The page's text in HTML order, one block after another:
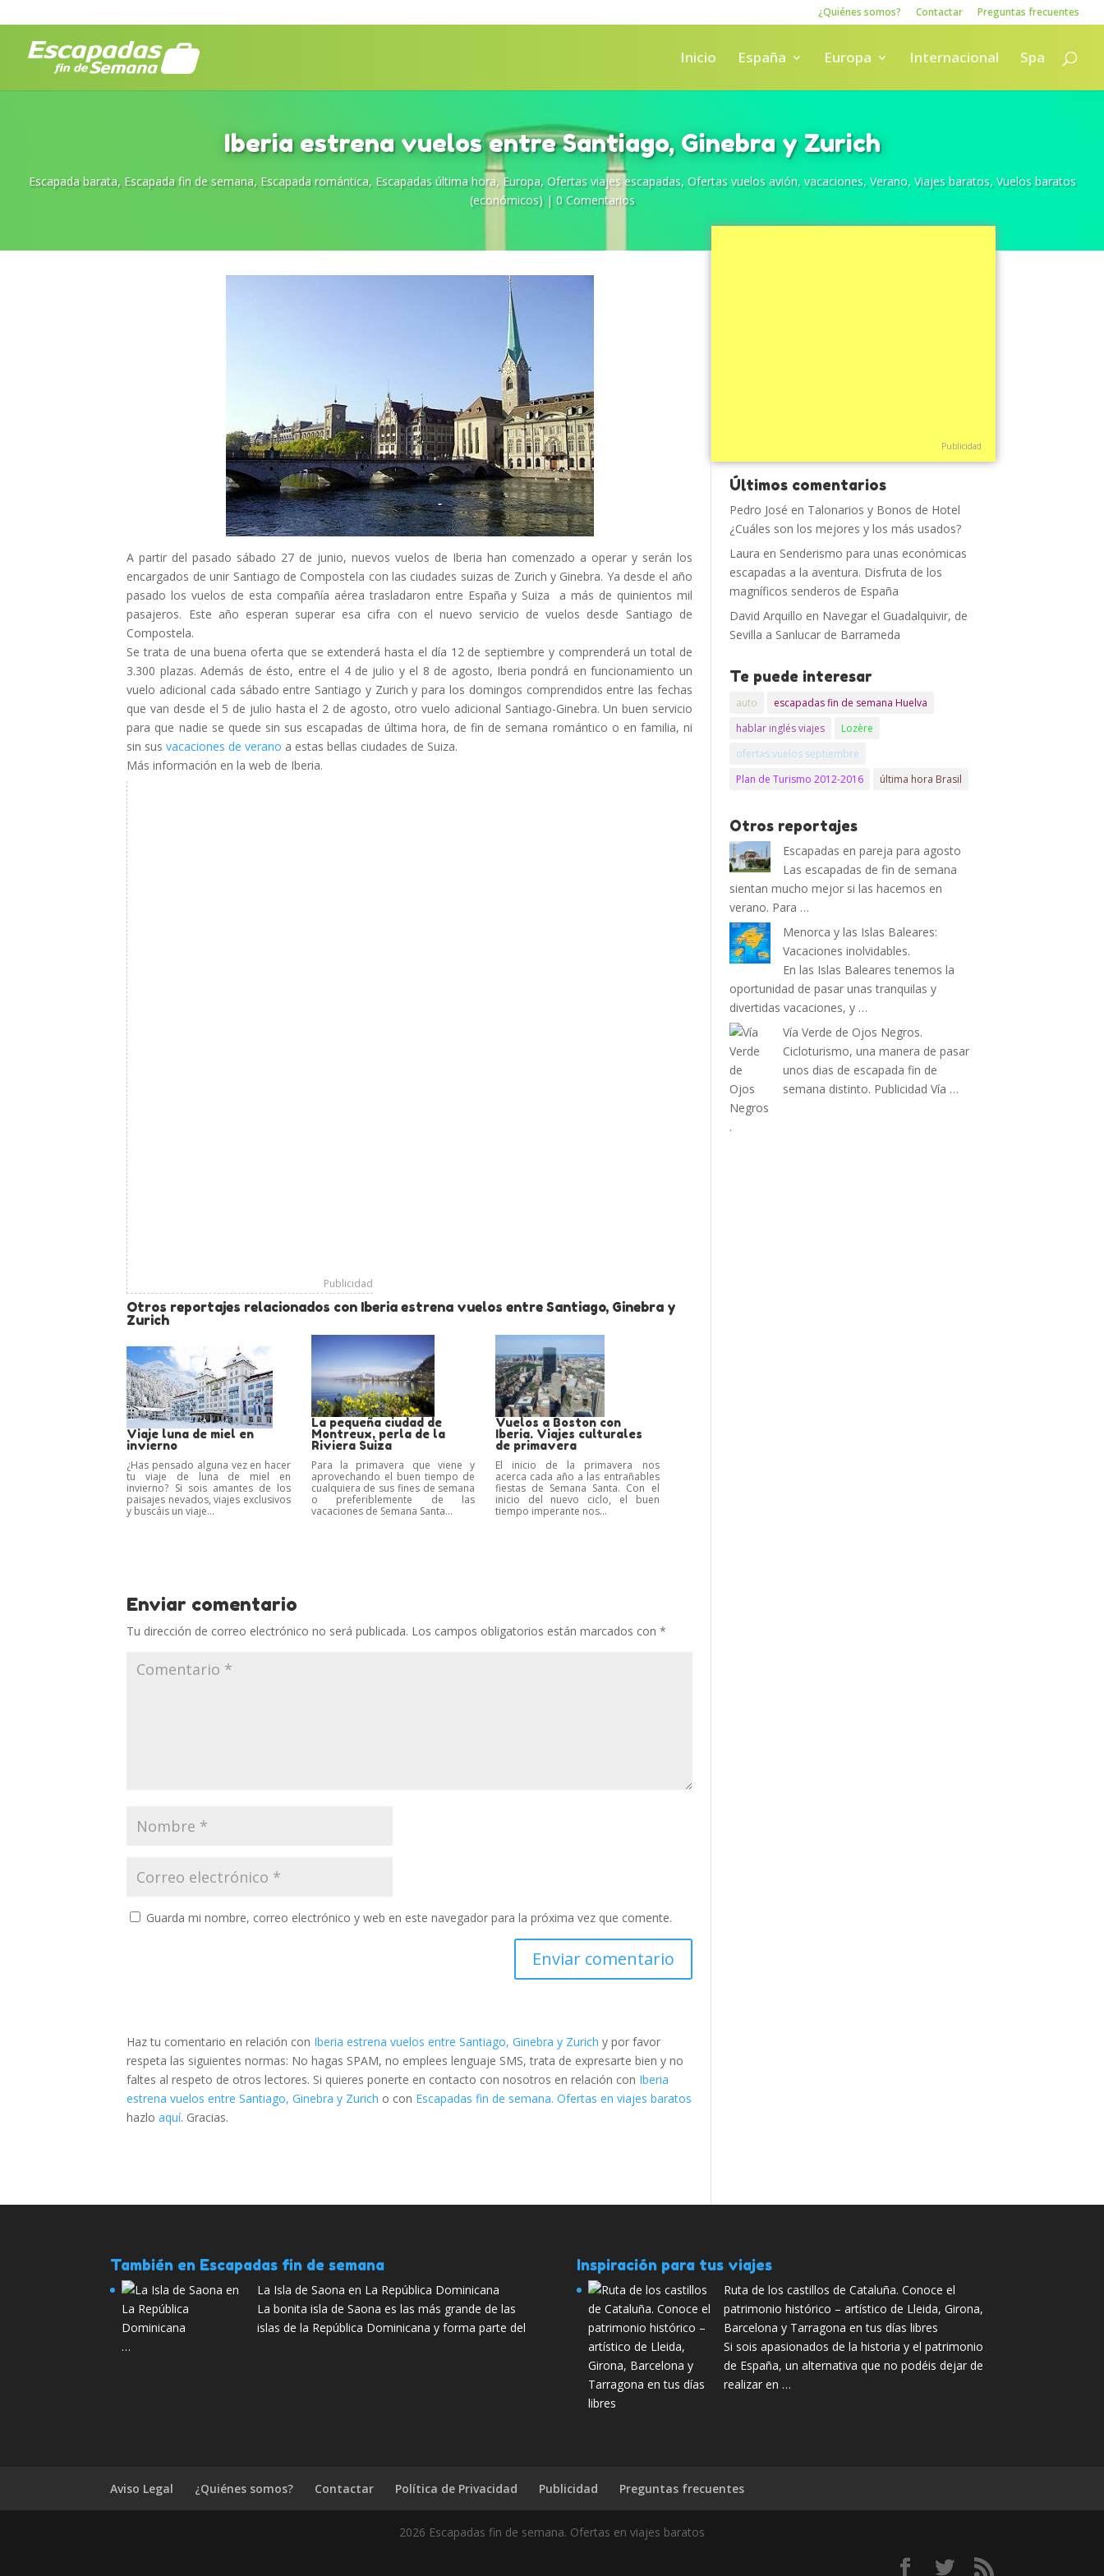
¿Quiénes somos? Contactar Preguntas frecuentes
Inicio España Europa Internacional Spa
Iberia estrena vuelos entre Santiago, Ginebra y Zurich
Escapada barata, Escapada fin de semana, Escapada romántica, Escapadas última hora, Europa, Ofertas viajes escapadas, Ofertas vuelos avión, vacaciones, Verano, Viajes baratos, Vuelos baratos
(económicos)| 0 Comentarios
A partir del pasado sábado 27 de junio, nuevos vuelos de Iberia han comenzado a operar y serán los
encargados de unir Santiago de Compostela con las ciudades suizas de Zurich y Ginebra. Ya desde el año
pasado los vuelos de esta compañía aérea trasladaron entre España y Suiza a más de quinientos mil
pasajeros. Este año esperan superar esa cifra con el nuevo servicio de vuelos desde Santiago de
Compostela.
Se trata de una buena oferta que se extenderá hasta el día 12 de septiembre y comprenderá un total de
3.300 plazas. Además de ésto, entre el 4 de julio y el 8 de agosto, Iberia pondrá en funcionamiento un
vuelo adicional cada sábado entre Santiago y Zurich y para los domingos comprendidos entre las fechas
que van desde el 5 de julio hasta el 2 de agosto, otro vuelo adicional Santiago-Ginebra. Un buen servicio
para que nadie se quede sin sus escapadas de última hora, de fin de semana romántico o en familia, ni
sin susvacaciones de verano a estas bellas ciudades de Suiza.
Más información en la web de Iberia.
Publicidad
Otros reportajes relacionados con Iberia estrena vuelos entre Santiago, Ginebra y
Zurich
Viaje luna de miel en
invierno
¿Has pensado alguna vez en hacer
tu viaje de luna de miel en
invierno? Si sois amantes de los
paisajes nevados, viajes exclusivos
y buscáis un viaje...
La pequeña ciudad de
Montreux, perla de la
Riviera Suiza
Para la primavera que viene y
aprovechando el buen tiempo de
cualquiera de sus fines de semana
o preferiblemente de las
vacaciones de Semana Santa...
Vuelos a Boston con
Iberia. Viajes culturales
de primavera
El inicio de la primavera nos
acerca cada año a las entrañables
fiestas de Semana Santa. Con el
inicio del nuevo ciclo, el buen
tiempo imperante nos...
Enviar comentario
Tu dirección de correo electrónico no será publicada. Los campos obligatorios están marcados con*
Guarda mi nombre, correo electrónico y web en este navegador para la próxima vez que comente.
Haz tu comentario en relación con Iberia estrena vuelos entre Santiago, Ginebra y Zurich y por favor
respeta las siguientes normas: No hagas SPAM, no emplees lenguaje SMS, trata de expresarte bien y no
faltes al respeto de otros lectores. Si quieres ponerte en contacto con nosotros en relación con Iberia
estrena vuelos entre Santiago, Ginebra y Zurich o con Escapadas fin de semana. Ofertas en viajes baratos
hazloaquí. Gracias.
Publicidad
Últimos comentarios
Pedro José en Talonarios y Bonos de Hotel
¿Cuáles son los mejores y los más usados?
Laura en Senderismo para unas económicas
escapadas a la aventura. Disfruta de los
magníficos senderos de España
David Arquillo en Navegar el Guadalquivir, de
Sevilla a Sanlucar de Barrameda
Te puede interesar
auto
escapadas fin de semana Huelva
hablar inglés viajes
Lozère
ofertas vuelos septiembre
Plan de Turismo 2012-2016
última hora Brasil
Otros reportajes
Escapadas en pareja para agosto
Las escapadas de fin de semana
sientan mucho mejor si las hacemos en
verano. Para …
Menorca y las Islas Baleares:
Vacaciones inolvidables.
En las Islas Baleares tenemos la
oportunidad de pasar unas tranquilas y
divertidas vacaciones, y …
Vía Verde de Ojos Negros.
Cicloturismo, una manera de pasar
unos dias de escapada fin de
semana distinto. Publicidad Vía …
También en Escapadas fin de semana
La Isla de Saona en La República Dominicana
La bonita isla de Saona es las más grande de las
islas de la República Dominicana y forma parte del
…
Inspiración para tus viajes
Ruta de los castillos de Cataluña. Conoce el
patrimonio histórico – artístico de Lleida, Girona,
Barcelona y Tarragona en tus días libres
Si sois apasionados de la historia y el patrimonio
de España, un alternativa que no podéis dejar de
realizar en …
Aviso Legal ¿Quiénes somos? Contactar Política de Privacidad Publicidad Preguntas frecuentes
2026 Escapadas fin de semana. Ofertas en viajes baratos